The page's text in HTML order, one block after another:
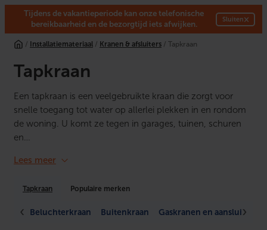
Tijdens de vakantieperiode kan onze telefonische
bereikbaarheid en de bezorgtijd iets afwijken.
Sluiten×
naar
inhoud
/ Installatiemateriaal / Kranen & afsluiters / Tapkraan
Tapkraan
Een tapkraan is een veelgebruikte kraan die zorgt voor
snelle toegang tot water op allerlei plekken in en rondom
de woning. U komt ze tegen in garages, tuinen, schuren
en…
Lees meer
Tapkraan Populaire merken
Beluchterkraan Buitenkraan Gaskranen en